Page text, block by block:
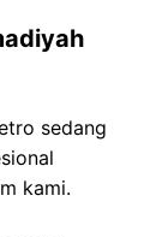
sedang
kami.